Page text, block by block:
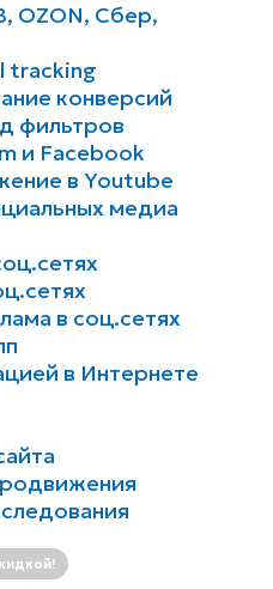
OZON, Сбер,
tracking
конверсий
фильтров
и Facebook
в Youtube
медиа
в соц.сетях
в Интернете